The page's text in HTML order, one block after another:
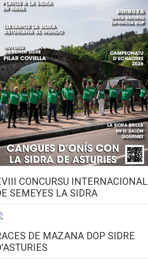
CONCURSU INTERNACIONAL
SEMEYES LA SIDRA
DE MAZANA DOP SIDRE